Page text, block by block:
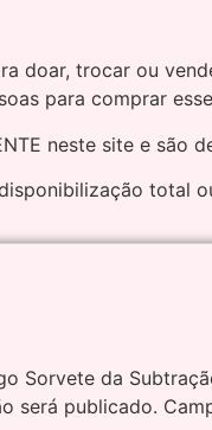
doar, trocar ou
para comprar
neste site e são
total
Sorvete da
será publicado.